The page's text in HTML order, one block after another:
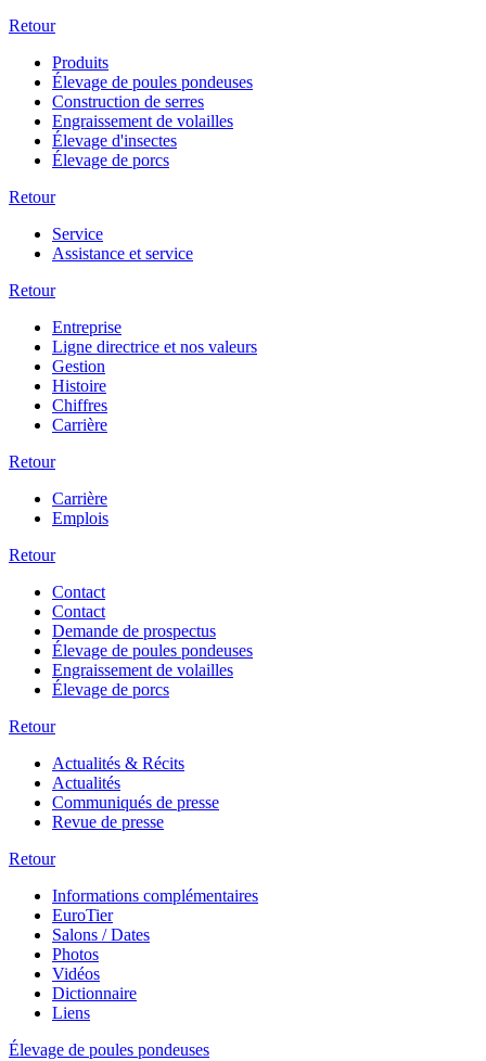
Retour
Produits
Élevage de poules pondeuses
Construction de serres
Engraissement de volailles
Élevage d'insectes
Élevage de porcs
Retour
Service
Assistance et service
Retour
Entreprise
Ligne directrice et nos valeurs
Gestion
Histoire
Chiffres
Carrière
Retour
Carrière
Emplois
Retour
Contact
Contact
Demande de prospectus
Élevage de poules pondeuses
Engraissement de volailles
Élevage de porcs
Retour
Actualités & Récits
Actualités
Communiqués de presse
Revue de presse
Retour
Informations complémentaires
EuroTier
Salons / Dates
Photos
Vidéos
Dictionnaire
Liens
Élevage de poules pondeuses